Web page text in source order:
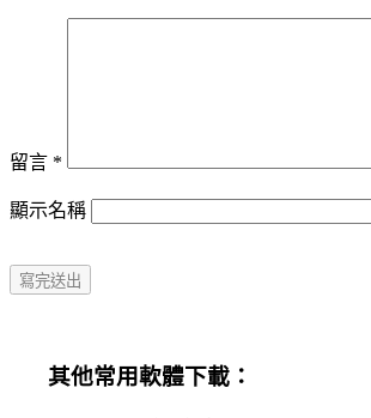
留言 *
顯示名稱
其他常用軟體下載：